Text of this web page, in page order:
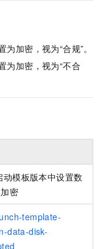
加密，视为“合规”。
为加密，视为“不合
动模板版本中设置数
密
template-
data-disk-